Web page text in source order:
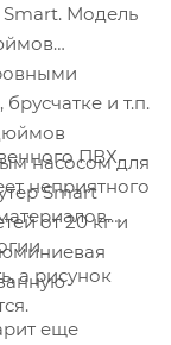
Модель
и т.п.
насосом для
Smart
от 20 кг и
ПВХ.
неприятного
а рисунок
еще